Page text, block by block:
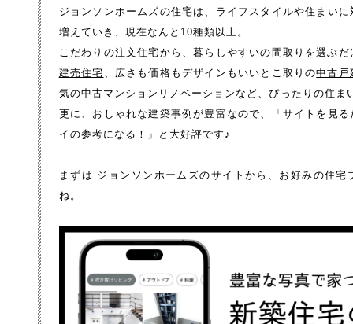
ジョンソンホームズの住宅は、ライフスタイルや住まい
増えていき、現在なんと10種類以上。
こだわりの注文住宅から、暮らしやすいの間取りを選ぶだ
建売住宅 、広さも価格もデザインもいいとこ取りの中古戸
気の中古マンションリノベーションなど、ぴったりの住ま
更に、おしゃれな建築事例が豊富なので、「サイトを見
イの参考になる！」と大好評です♪
まずは ジョンソンホームズのサイトから、お好みの住宅
ね。